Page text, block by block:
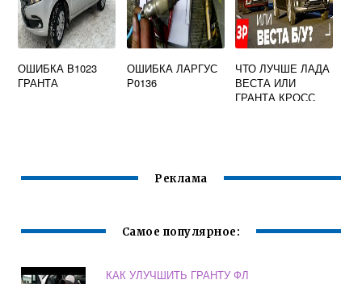
ОШИБКА B1023
ГРАНТА
ОШИБКА ЛАРГУС
Р0136
ЧТО ЛУЧШЕ ЛАДА
ВЕСТА ИЛИ
ГРАНТА КРОСС
Реклама
Самое популярное:
КАК УЛУЧШИТЬ ГРАНТУ ФЛ